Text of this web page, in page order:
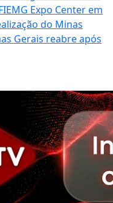
Expo Center em
do Minas
Gerais reabre após